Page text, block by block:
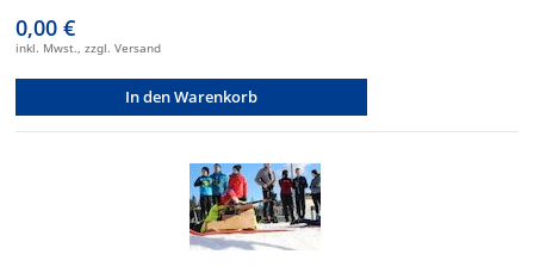
0,00 €
inkl. Mwst., zzgl. Versand
In den Warenkorb